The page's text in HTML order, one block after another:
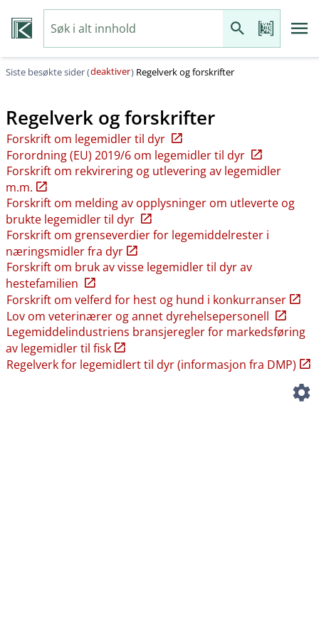
Siste besøkte sider (deaktiver) Regelverk og forskrifter
Regelverk og forskrifter
Forskrift om legemidler til dyr
Forordning (EU) 2019/6 om legemidler til dyr
Forskrift om rekvirering og utlevering av legemidler
m.m.
Forskrift om melding av opplysninger om utleverte og
brukte legemidler til dyr
Forskrift om grenseverdier for legemiddelrester i
næringsmidler fra dyr
Forskrift om bruk av visse legemidler til dyr av
hestefamilien
Forskrift om velferd for hest og hund i konkurranser
Lov om veterinærer og annet dyrehelsepersonell
Legemiddelindustriens bransjeregler for markedsføring
av legemidler til fisk
Regelverk for legemidlert til dyr (informasjon fra DMP)